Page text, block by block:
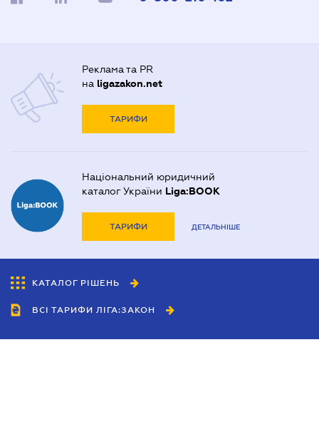
Реклама та PR
на ligazakon.net
ТАРИФИ
Національний юридичний
каталог України Liga:BOOK
ТАРИФИ ДЕТАЛЬНІШЕ
КАТАЛОГ РІШЕНЬ
ВСІ ТАРИФИ ЛІГА:ЗАКОН